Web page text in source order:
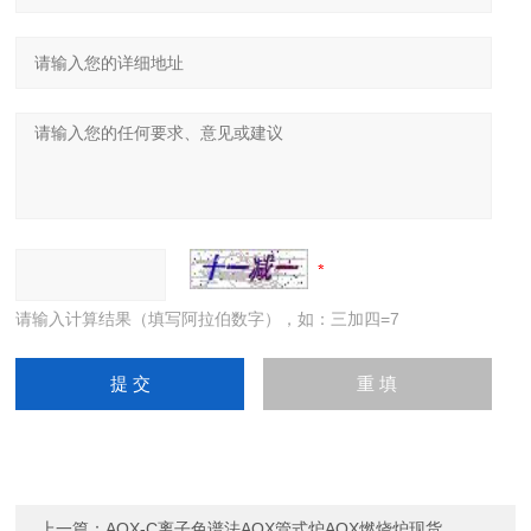
请输入计算结果（填写阿拉伯数字），如：三加四=7